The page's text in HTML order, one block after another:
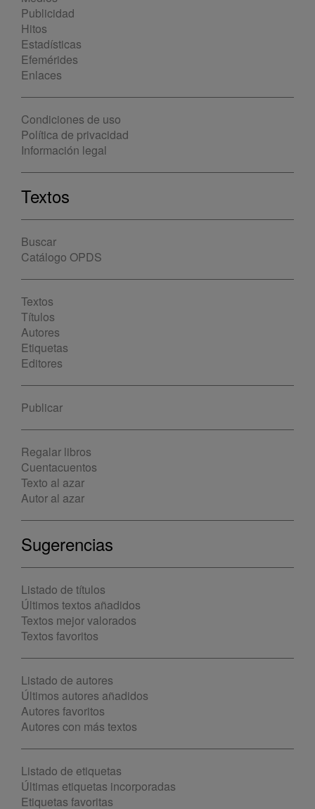
Publicidad
Hitos
Estadísticas
Efemérides
Enlaces
Condiciones de uso
Política de privacidad
Información legal
Textos
Buscar
Catálogo OPDS
Textos
Títulos
Autores
Etiquetas
Editores
Publicar
Regalar libros
Cuentacuentos
Texto al azar
Autor al azar
Sugerencias
Listado de títulos
Últimos textos añadidos
Textos mejor valorados
Textos favoritos
Listado de autores
Últimos autores añadidos
Autores favoritos
Autores con más textos
Listado de etiquetas
Últimas etiquetas incorporadas
Etiquetas favoritas